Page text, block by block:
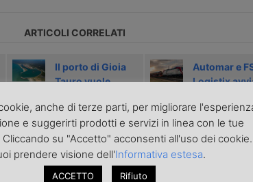
ARTICOLI CORRELATI
Il porto di Gioia
Tauro vuole
Automar e
Logistix
automotive
tirrenico
anche di terze parti, per migliorare
e suggerirti prodotti e servizi in linea con le tue
su "Accetto" acconsenti all'uso dei cookie.
prendere visione dell'Informativa estesa.
ACCETTO Rifiuto